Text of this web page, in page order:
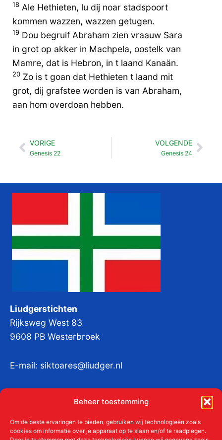
Beheer toestemming
Om de beste ervaringen te bieden, gebruiken wij technologieën zoals
cookies om informatie over je apparaat op te slaan en/of te raadplegen.
18 Ale Hethieten, lu dij noar stadspoort
kommen wazzen, wazzen getugen.
19 Dou begruif Abraham zien vraauw Sara
in grot op akker in Machpela, oostelk van
Mamre, dat is Hebron, in t laand Kanaän.
20 Zo is t goan dat Hethieten t laand mit
grot, dij grafstee worden is van Abraham,
aan hom overdoan hebben.
Vorige
VORIGE
Genesis 22
VOLGENDE
Genesis 24
Liudgerstichten
Rijksweg West 83
9608 PB Westerbroek
E-mail: siktoares@liudger.nl
KvKnr:41011712